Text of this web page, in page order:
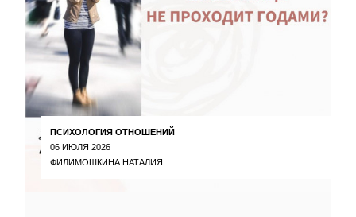
ПСИХОЛОГИЯ ОТНОШЕНИЙ
06 ИЮЛЯ 2026
ФИЛИМОШКИНА НАТАЛИЯ